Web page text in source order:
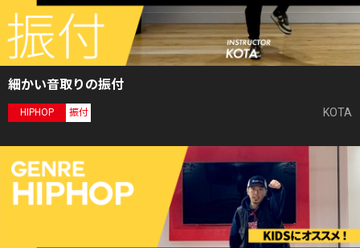
細かい音取りの振付
HIPHOP 振付 KOTA